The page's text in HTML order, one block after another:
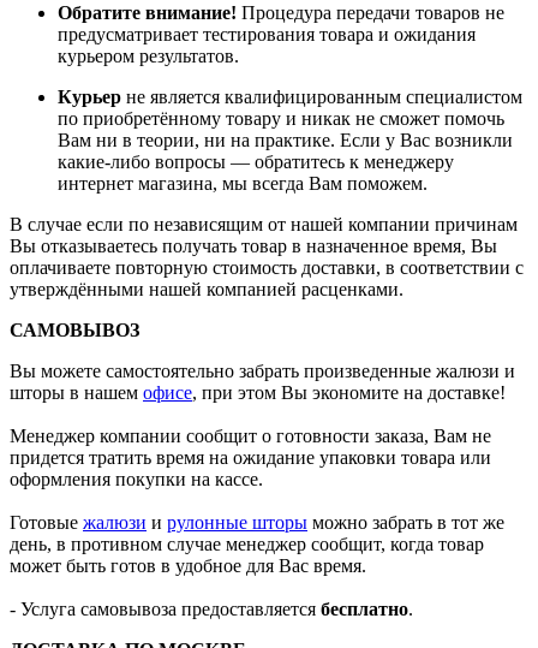
Обратите внимание! Процедура передачи товаров не
предусматривает тестирования товара и ожидания
курьером результатов.
Курьер не является квалифицированным специалистом
по приобретённому товару и никак не сможет помочь
Вам ни в теории, ни на практике. Если у Вас возникли
какие-либо вопросы — обратитесь к менеджеру
интернет магазина, мы всегда Вам поможем.
В случае если по независящим от нашей компании причинам
Вы отказываетесь получать товар в назначенное время, Вы
оплачиваете повторную стоимость доставки, в соответствии с
утверждёнными нашей компанией расценками.
САМОВЫВОЗ
Вы можете самостоятельно забрать произведенные жалюзи и
шторы в нашем офисе, при этом Вы экономите на доставке!
Менеджер компании сообщит о готовности заказа, Вам не
придется тратить время на ожидание упаковки товара или
оформления покупки на кассе.
Готовые жалюзи и рулонные шторы можно забрать в тот же
день, в противном случае менеджер сообщит, когда товар
может быть готов в удобное для Вас время.
- Услуга самовывоза предоставляется бесплатно.